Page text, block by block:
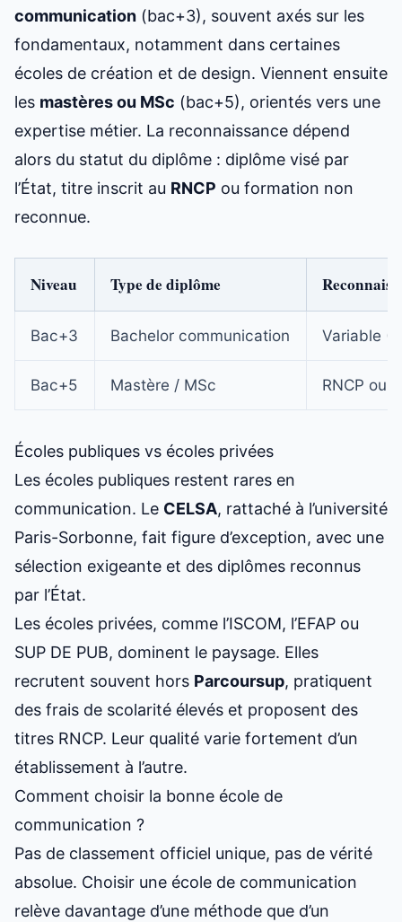
communication (bac+3), souvent axés sur les
fondamentaux, notamment dans certaines
écoles de création et de design. Viennent ensuite
les mastères ou MSc (bac+5), orientés vers une
expertise métier. La reconnaissance dépend
alors du statut du diplôme : diplôme visé par
l’État, titre inscrit au RNCP ou formation non
reconnue.
Niveau Type de diplôme
Bac+3 Bachelor communication Variable
Bac+5 Mastère / MSc RNCP ou
Écoles publiques vs écoles privées
Les écoles publiques restent rares en
communication. Le CELSA, rattaché à l’université
Paris-Sorbonne, fait figure d’exception, avec une
sélection exigeante et des diplômes reconnus
par l’État.
Les écoles privées, comme l’ISCOM, l’EFAP ou
SUP DE PUB, dominent le paysage. Elles
recrutent souvent hors Parcoursup, pratiquent
des frais de scolarité élevés et proposent des
titres RNCP. Leur qualité varie fortement d’un
établissement à l’autre.
Comment choisir la bonne école de
communication ?
Pas de classement officiel unique, pas de vérité
absolue. Choisir une école de communication
relève davantage d’une méthode que d’un